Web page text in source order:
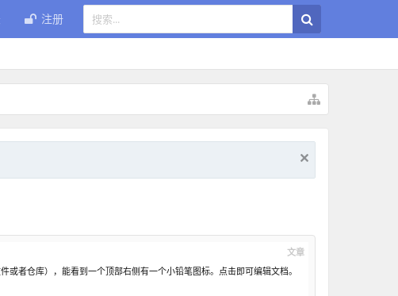
注册
文章
者仓库），能看到一个顶部右侧有一个小铅笔图标。点击即可编辑文档。